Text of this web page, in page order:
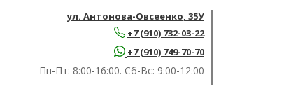
ул. Антонова-Овсеенко, 35У
+7 (910) 732-03-22
+7 (910) 749-70-70
Пн-Пт: 8:00-16:00. Сб-Вс: 9:00-12:00